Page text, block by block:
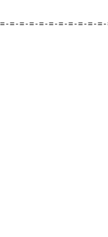
=-=-=-=-=-=-=-=-=-